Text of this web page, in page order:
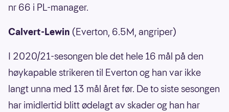
nr 66 i PL-manager.
Calvert-Lewin (Everton, 6.5M, angriper)
I 2020/21-sesongen ble det hele 16 mål på den
høykapable strikeren til Everton og han var ikke
langt unna med 13 mål året før. De to siste sesongen
har imidlertid blitt ødelagt av skader og han har